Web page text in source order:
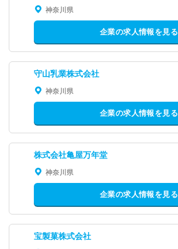
神奈川県
企業の求人情報を見る
守山乳業株式会社
神奈川県
企業の求人情報を見る
株式会社亀屋万年堂
神奈川県
企業の求人情報を見る
宝製菓株式会社